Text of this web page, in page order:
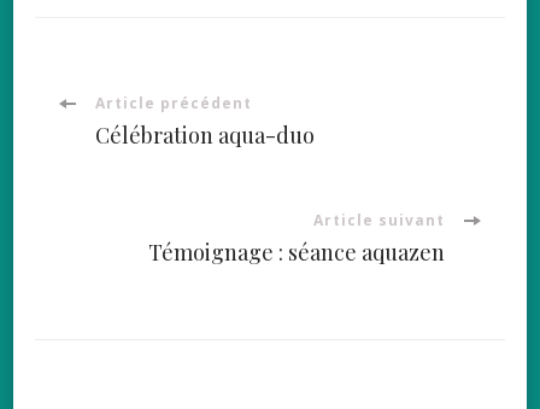
Navigation
Article précédent
Célébration aqua-duo
Article suivant
Témoignage : séance aquazen